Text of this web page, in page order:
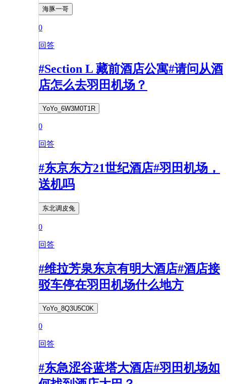
海豚一哥
0
回答
#Section L 藏前酒店公寓#请问从酒
店怎么去羽田机场？
YoYo_6W3M0T1R
0
回答
#东京东方21世纪酒店#羽田机场，
送机吗
东北调皮兔
0
回答
#维拉芳泉东京有明大酒店#酒店接
驳车停在羽田机场什么地方
YoYo_8Q3U5C0K
0
回答
#东急涩谷蓝塔大酒店#羽田机场如